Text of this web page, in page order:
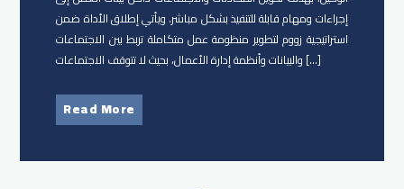
إجراءات ومهام قابلة للتنفيذ بشكل مباشر. ويأتي إطلاق الأداة ضمن
استراتيجية زووم لتطوير منظومة عمل متكاملة تربط بين الاجتماعات
والبيانات وأنظمة إدارة الأعمال، بحيث لا تتوقف الاجتماعات […]
Read More